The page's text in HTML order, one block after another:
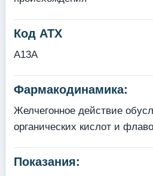
Код АТХ
A13A
Фармакодинамика:
Желчегонное действие
органических кислот и
Показания: